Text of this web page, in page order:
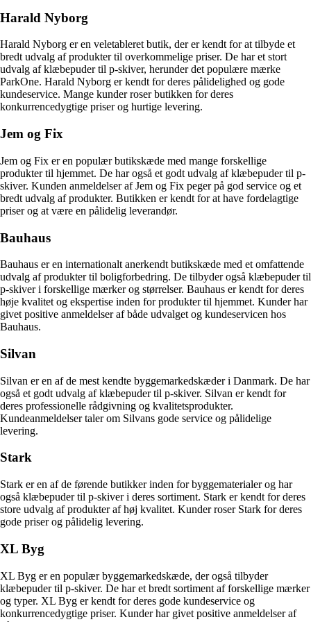
Harald Nyborg
Harald Nyborg er en veletableret butik, der er kendt for at tilbyde et
bredt udvalg af produkter til overkommelige priser. De har et stort
udvalg af klæbepuder til p-skiver, herunder det populære mærke
ParkOne. Harald Nyborg er kendt for deres pålidelighed og gode
kundeservice. Mange kunder roser butikken for deres
konkurrencedygtige priser og hurtige levering.
Jem og Fix
Jem og Fix er en populær butikskæde med mange forskellige
produkter til hjemmet. De har også et godt udvalg af klæbepuder til p-
skiver. Kunden anmeldelser af Jem og Fix peger på god service og et
bredt udvalg af produkter. Butikken er kendt for at have fordelagtige
priser og at være en pålidelig leverandør.
Bauhaus
Bauhaus er en internationalt anerkendt butikskæde med et omfattende
udvalg af produkter til boligforbedring. De tilbyder også klæbepuder til
p-skiver i forskellige mærker og størrelser. Bauhaus er kendt for deres
høje kvalitet og ekspertise inden for produkter til hjemmet. Kunder har
givet positive anmeldelser af både udvalget og kundeservicen hos
Bauhaus.
Silvan
Silvan er en af de mest kendte byggemarkedskæder i Danmark. De har
også et godt udvalg af klæbepuder til p-skiver. Silvan er kendt for
deres professionelle rådgivning og kvalitetsprodukter.
Kundeanmeldelser taler om Silvans gode service og pålidelige
levering.
Stark
Stark er en af de førende butikker inden for byggematerialer og har
også klæbepuder til p-skiver i deres sortiment. Stark er kendt for deres
store udvalg af produkter af høj kvalitet. Kunder roser Stark for deres
gode priser og pålidelig levering.
XL Byg
XL Byg er en populær byggemarkedskæde, der også tilbyder
klæbepuder til p-skiver. De har et bredt sortiment af forskellige mærker
og typer. XL Byg er kendt for deres gode kundeservice og
konkurrencedygtige priser. Kunder har givet positive anmeldelser af